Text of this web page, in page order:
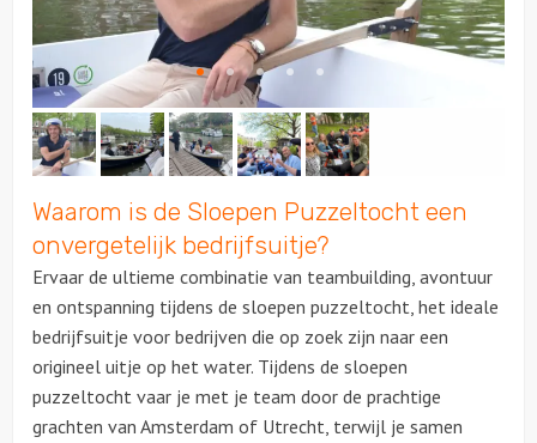
Citygames
Quizzen en spellen
Speurtochten
Sportieve activiteiten
Dinerspellen
Workshops
Creatieve workshops
Waarom is de Sloepen Puzzeltocht een
onvergetelijk bedrijfsuitje?
Ervaar de ultieme combinatie van teambuilding, avontuur
en ontspanning tijdens de sloepen puzzeltocht, het ideale
bedrijfsuitje voor bedrijven die op zoek zijn naar een
origineel uitje op het water. Tijdens de sloepen
puzzeltocht vaar je met je team door de prachtige
grachten van Amsterdam of Utrecht, terwijl je samen